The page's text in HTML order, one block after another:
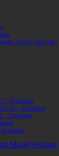
/ Die By The Claw
– Verlosung
11 – Verlosung
– Verlosung
Evolution
Metal-Webzine